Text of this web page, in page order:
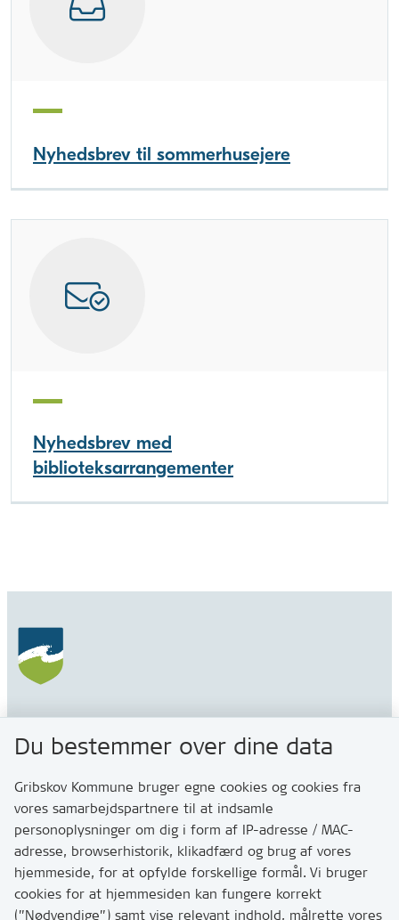
Nyhedsbrev til sommerhusejere
Nyhedsbrev med
biblioteksarrangementer
3200 Helsinge
Kontakt
Skriv til os via Digital Post
Har du brug for at komme i kontakt med os? Se her
hvordan
Du bestemmer over dine data
Gribskov Kommune bruger egne cookies og cookies fra
vores samarbejdspartnere til at indsamle
personoplysninger om dig i form af IP-adresse / MAC-
adresse, browserhistorik, klikadfærd og brug af vores
hjemmeside, for at opfylde forskellige formål. Vi bruger
cookies for at hjemmesiden kan fungere korrekt
(”Nødvendige”) samt vise relevant indhold, målrette vores